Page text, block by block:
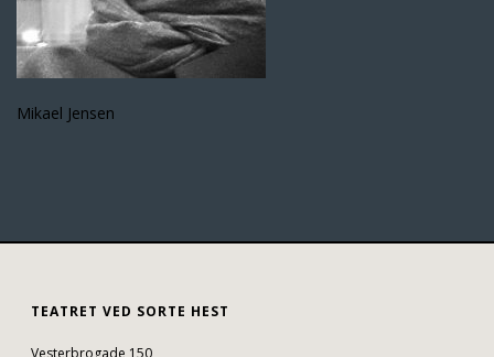
Mikael Jensen
TEATRET VED SORTE HEST
Vesterbrogade 150